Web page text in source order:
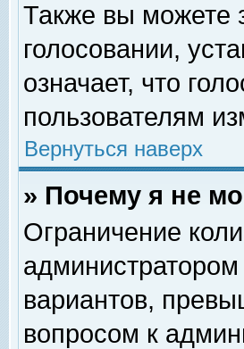
Также вы можете
голосовании,
означает, что
пользователям
Вернуться наверх
» Почему я не
Ограничение
вариантов,
вопросом к